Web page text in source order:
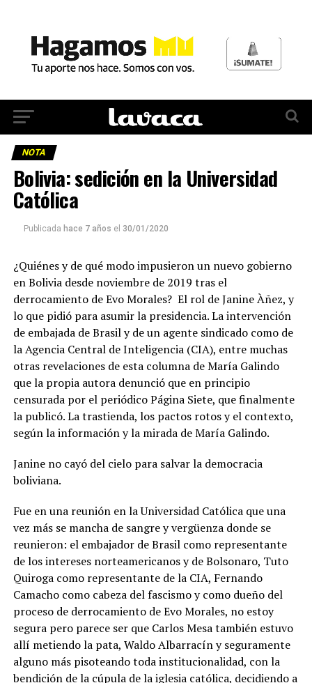
NOTA
Bolivia: sedición en la Universidad
Católica
Publicada hace 7 años el 30/01/2020
¿Quiénes y de qué modo impusieron un nuevo gobierno
en Bolivia desde noviembre de 2019 tras el
derrocamiento de Evo Morales? El rol de Janine Àñez, y
lo que pidió para asumir la presidencia. La intervención
de embajada de Brasil y de un agente sindicado como de
la Agencia Central de Inteligencia (CIA), entre muchas
otras revelaciones de esta columna de María Galindo
que la propia autora denunció que en principio
censurada por el periódico Página Siete, que finalmente
la publicó. La trastienda, los pactos rotos y el contexto,
según la información y la mirada de María Galindo.
Janine no cayó del cielo para salvar la democracia
boliviana.
Fue en una reunión en la Universidad Católica que una
vez más se mancha de sangre y vergüenza donde se
reunieron: el embajador de Brasil como representante
de los intereses norteamericanos y de Bolsonaro, Tuto
Quiroga como representante de la CIA, Fernando
Camacho como cabeza del fascismo y como dueño del
proceso de derrocamiento de Evo Morales, no estoy
segura pero parece ser que Carlos Mesa también estuvo
allí metiendo la pata, Waldo Albarracín y seguramente
alguno más pisoteando toda institucionalidad, con la
bendición de la cúpula de la iglesia católica, decidiendo a